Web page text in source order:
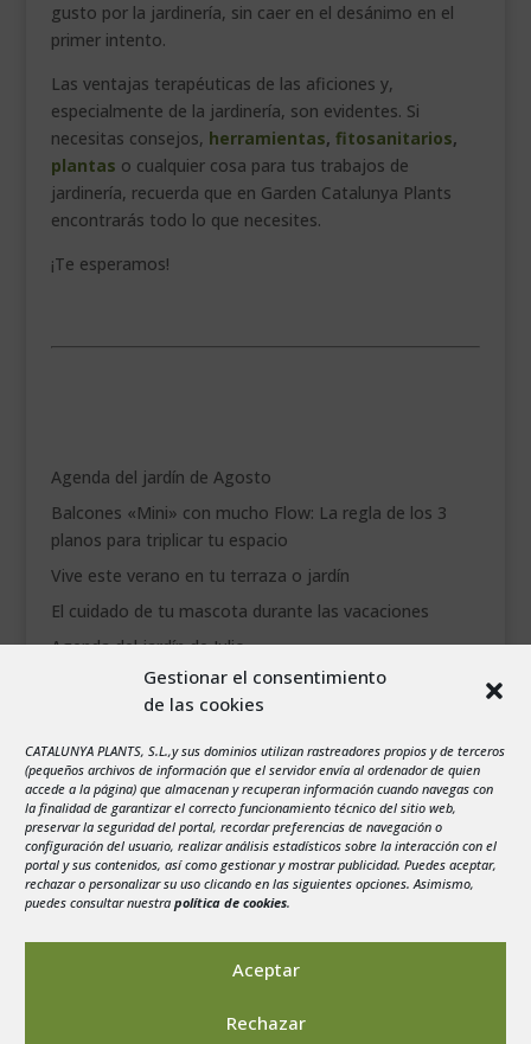
Gestionar el consentimiento
de las cookies
CATALUNYA PLANTS, S.L.,y sus dominios utilizan rastreadores propios y de terceros
(pequeños archivos de información que el servidor envía al ordenador de quien
accede a la página) que almacenan y recuperan información cuando navegas con
la finalidad de garantizar el correcto funcionamiento técnico del sitio web,
preservar la seguridad del portal, recordar preferencias de navegación o
configuración del usuario, realizar análisis estadísticos sobre la interacción con el
portal y sus contenidos, así como gestionar y mostrar publicidad. Puedes aceptar,
rechazar o personalizar su uso clicando en las siguientes opciones. Asimismo,
puedes consultar nuestra política de cookies.
Aceptar
Rechazar
gusto por la jardinería, sin caer en el desánimo en el
primer intento.
Las ventajas terapéuticas de las aficiones y,
especialmente de la jardinería, son evidentes. Si
necesitas consejos, herramientas, fitosanitarios,
plantas o cualquier cosa para tus trabajos de
jardinería, recuerda que en Garden Catalunya Plants
encontrarás todo lo que necesites.
¡Te esperamos!
Agenda del jardín de Agosto
Balcones «Mini» con mucho Flow: La regla de los 3
planos para triplicar tu espacio
Vive este verano en tu terraza o jardín
El cuidado de tu mascota durante las vacaciones
Agenda del jardín de Julio
agosto 2026
1
2
3
4 5 6 7 8
9
10
11 12 13 14 15
16
17
18 19 20 21 22
23
24
25 26 27
31